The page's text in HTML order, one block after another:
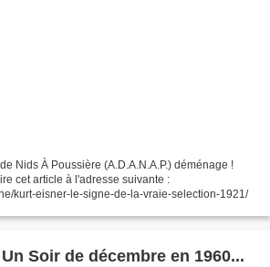
Nids À Poussière (A.D.A.N.A.P.) déménage !
cet article à l'adresse suivante :
kurt-eisner-le-signe-de-la-vraie-selection-1921/
Soir de décembre en 1960...